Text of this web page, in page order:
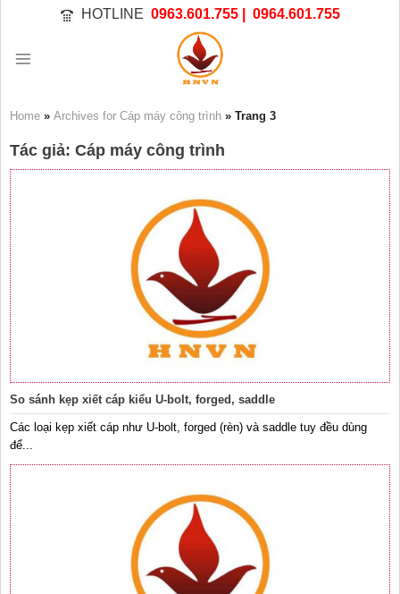
dung
HOTLINE 0963.601.755 | 0964.601.755
Home » Archives for Cáp máy công trình » Trang 3
Tác giả: Cáp máy công trình
So sánh kẹp xiết cáp kiểu U-bolt, forged, saddle
Các loại kẹp xiết cáp như U-bolt, forged (rèn) và saddle tuy đều dùng
để...